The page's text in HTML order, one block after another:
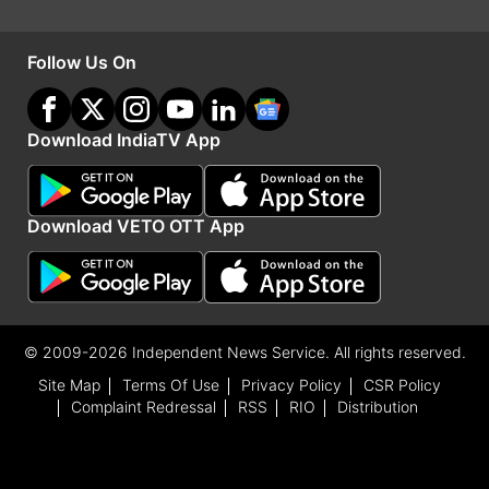
India TV हिंदी न्यूज़ के साथ रहें हर दिन अपडेट, पाएं देश और
दुनिया की हर बड़ी खबर।महाराष्ट्रसे जुड़ी लेटेस्ट खबरों के लिए
Follow Us On
Download IndiaTV App
Download VETO OTT App
© 2009-2026 Independent News Service. All rights reserved.
Site Map
Terms Of Use Privacy Policy
CSR Policy
Complaint Redressal
RSS RIO Distribution